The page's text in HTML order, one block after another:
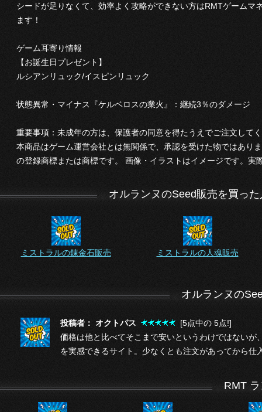
シードが足りなくて、効率よく攻略ができない方はRMTゲーム
ます！
ゲーム耳寄り情報
【お誕生日プレゼント】
ルシアンリュック/イスピンリュック
状態異常・マイナス『ケルベロスの業火』：継続3％のダメージ
重要事項：未成年の方は、保護者の同意を得たうえでご注文して
本商品はゲーム運営会社とは無関係で、承認を受けた物ではあり
の登録商標または商標です。 画像・イラストはイメージです。実
オルランヌのSeed販売を買っ
ミストラルの錬金石販売 ミストラルの人魂販売
オルランヌの
投稿者： オクトパス
[5点中の 5点!]
価格は他と比べてそこまで安いというわけではない
を実感できるサイト。少なくとも注文があってから
RMT